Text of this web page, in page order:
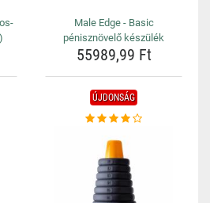
Male Edge - Basic
pénisznövelő készülék
55989,99 Ft
ÚJDONSÁG